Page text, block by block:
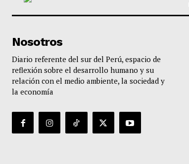
Nosotros
Diario referente del sur del Perú, espacio de
reflexión sobre el desarrollo humano y su
relación con el medio ambiente, la sociedad y
la economía